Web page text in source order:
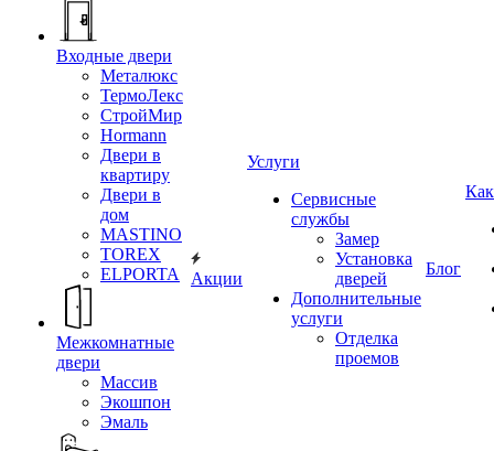
Входные двери
Металюкс
ТермоЛекс
СтройМир
Hormann
Двери в
квартиру
Двери в
дом
MASTINO
TOREX
ELPORTA
Межкомнатные
двери
Массив
Экошпон
Эмаль
Акции
Услуги
Сервисные
службы
Замер
Установка
дверей
Дополнительные
услуги
Отделка
проемов
Блог